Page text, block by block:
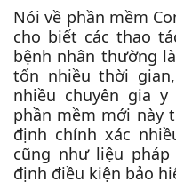
Nói về phần mềm
cho biết các thao
bệnh nhân thường
tốn nhiều thời
nhiều chuyên gia
phần mềm mới này
định chính xác
cũng như liệu
định điều kiện bảo